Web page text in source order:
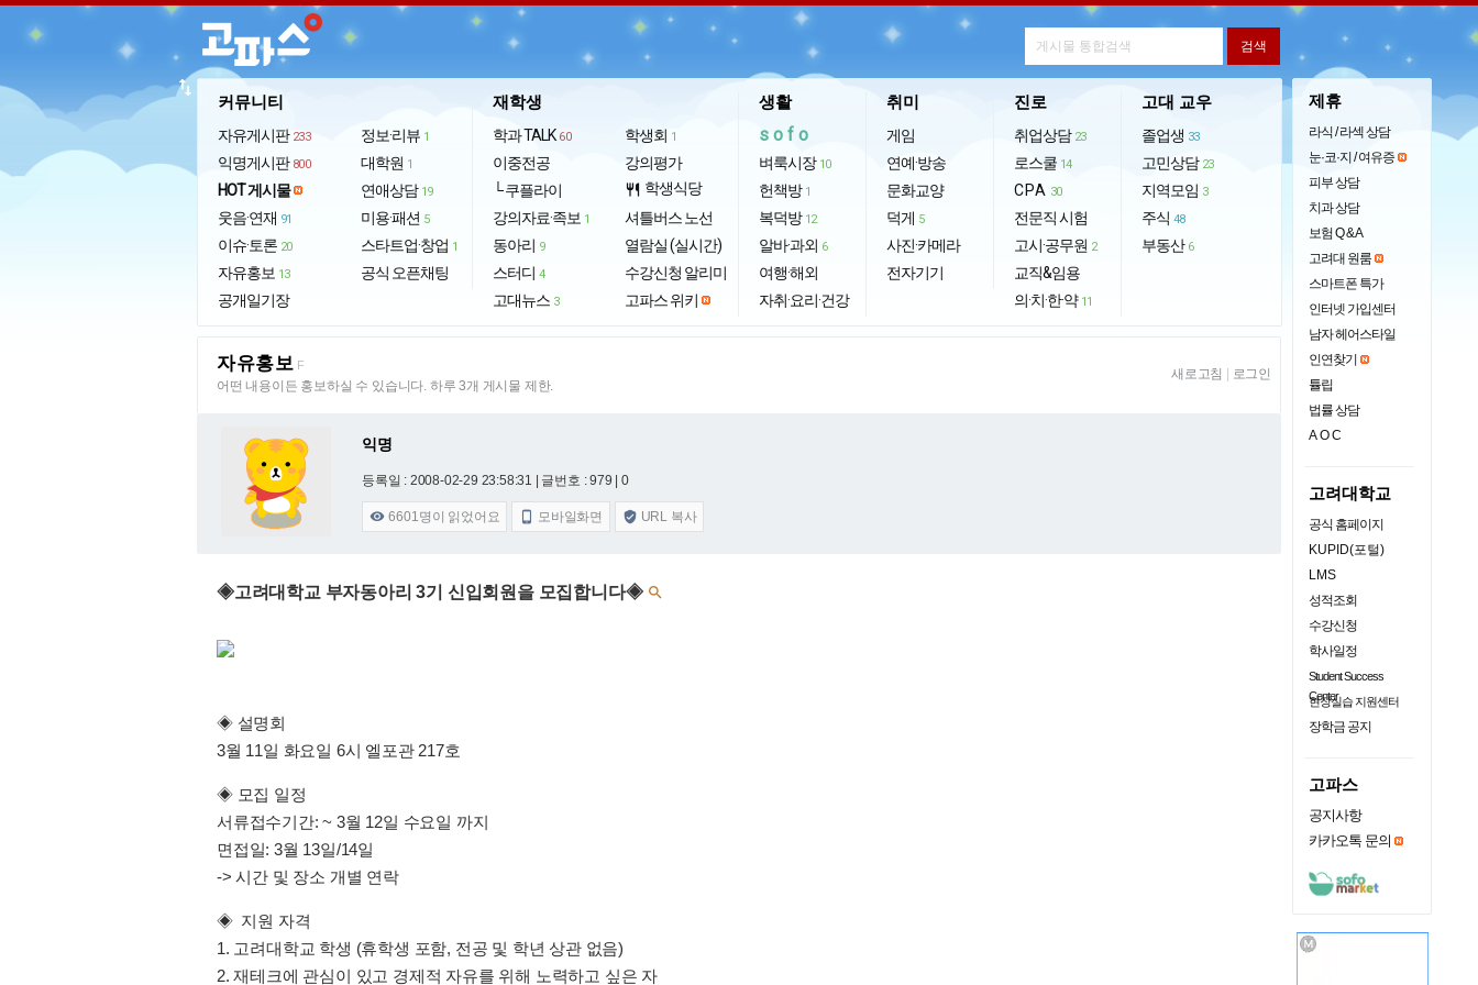
커뮤니티
자유게시판 233
익명게시판 800
HOT 게시물
웃음·연재 91
이슈·토론 20
자유홍보 13
공개일기장
정보·리뷰 1
대학원 1
연애상담 19
미용·패션 5
스타트업·창업 1
공식 오픈채팅
재학생
학과 TALK 60
이중전공
└ 쿠플라이
강의자료·족보 1
동아리 9
스터디 4
고대뉴스 3
학생회 1
강의평가
restaurant 학생식당
셔틀버스 노선
열람실 (실시간)
수강신청 알리미
고파스 위키
생활
sofo
벼룩시장 10
헌책방 1
복덕방 12
알바·과외 6
여행·해외
자취·요리·건강
취미
게임
연예·방송
문화교양
덕게 5
사진·카메라
전자기기
진로
취업상담 23
로스쿨 14
CPA 30
전문직 시험
고시·공무원 2
교직&임용
의·치·한·약 11
고대 교우
졸업생 33
고민상담 23
지역모임 3
주식 48
부동산 6
import_export
자유홍보 F
어떤 내용이든 홍보하실 수 있습니다. 하루 3개 게시물 제한.
새로고침 로그인
익명
등록일 : 2008-02-29 23:58:31 | 글번호 : 979 | 0
 6601명이 읽었어요  모바일화면  URL 복사
◈고려대학교 부자동아리 3기 신입회원을 모집합니다◈ 
◈ 설명회
3월 11일 화요일 6시 엘포관 217호
◈ 모집 일정
서류접수기간: ~ 3월 12일 수요일 까지
면접일: 3월 13일/14일
-> 시간 및 장소 개별 연락
◈ 지원 자격
1. 고려대학교 학생 (휴학생 포함, 전공 및 학년 상관 없음)
2. 재테크에 관심이 있고 경제적 자유를 위해 노력하고 싶은 자
제휴
라식 / 라섹 상담
눈·코·지 / 여유증
피부 상담
치과 상담
보험 Q & A
고려대 원룸
스마트폰 특가
인터넷 가입센터
남자 헤어스타일
인연찾기
튤립
법률 상담
AOC
고려대학교
공식 홈페이지
KUPID(포털)
LMS
성적조회
수강신청
학사일정
Student Success
Center
현장실습 지원센터
장학금 공지
고파스
공지사항
카카오톡 문의